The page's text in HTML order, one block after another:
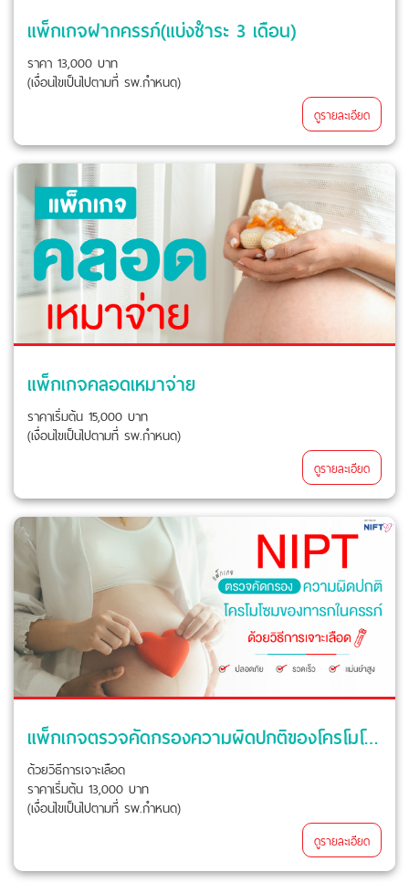
แพ็กเกจฝากครรภ์(แบ่งชำระ 3 เดือน)
ราคา 13,000 บาท
(เงื่อนไขเป็นไปตามที่ รพ.กำหนด)
ดูรายละเอียด
แพ็กเกจคลอดเหมาจ่าย
ราคาเริ่มต้น 15,000 บาท
(เงื่อนไขเป็นไปตามที่ รพ.กำหนด)
ดูรายละเอียด
แพ็กเกจตรวจคัดกรองความผิดปกติของโครโมโซมทารกในครรภ์
ด้วยวิธีการเจาะเลือด
ราคาเริ่มต้น 13,000 บาท
(เงื่อนไขเป็นไปตามที่ รพ.กำหนด)
ดูรายละเอียด